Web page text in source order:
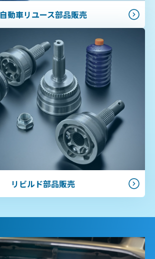
自動車リユース部品販売
リビルド部品販売